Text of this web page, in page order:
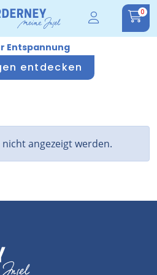
0
Entspannung
entdecken
angezeigt werden.